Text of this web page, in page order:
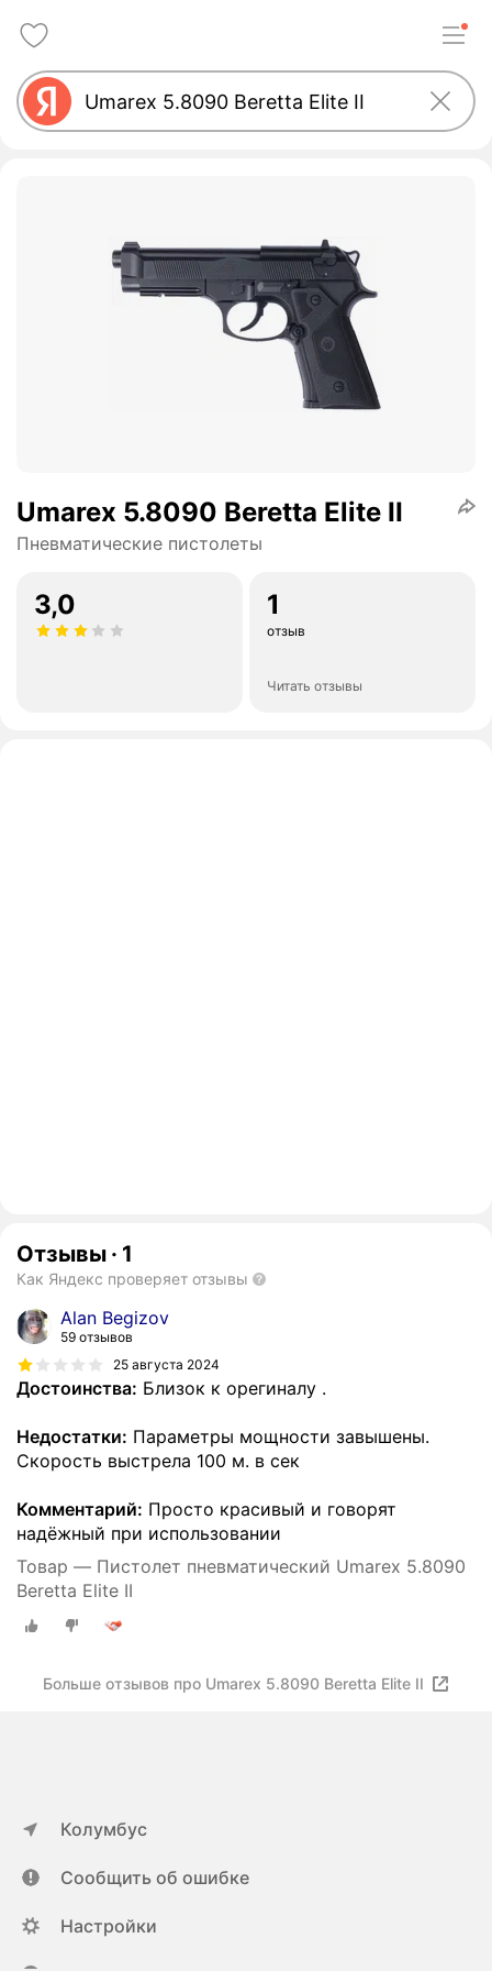
Umarex 5.8090 Beretta Elite II
Пневматические пистолеты
3,0 1
отзыв
Читать отзывы
Отзывы · 1
Как Яндекс проверяет отзывы
Alan Begizov
59 отзывов
25 августа 2024
Достоинства: Близок к орегиналу .
Недостатки: Параметры мощности завышены.
Скорость выстрела 100 м. в сек
Комментарий: Просто красивый и говорят
надёжный при использовании
Товар — Пистолет пневматический Umarex 5.8090
Beretta Elite II
Больше отзывов про Umarex 5.8090 Beretta Elite II
Колумбус
Сообщить об ошибке
Настройки